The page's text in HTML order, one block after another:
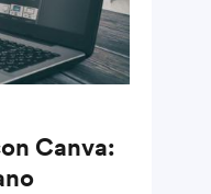
Canva: